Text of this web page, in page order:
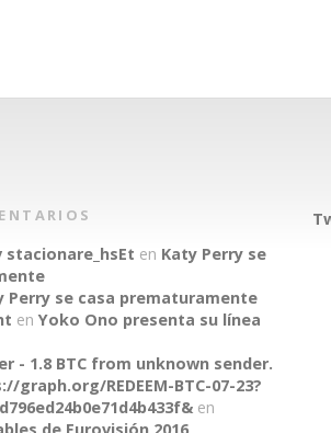
stacionare_hsEt en Katy Perry se
Perry se casa prematuramente
en Yoko Ono presenta su línea
- 1.8 BTC from unknown sender.
graph.org/REDEEM-BTC-07-23?
en